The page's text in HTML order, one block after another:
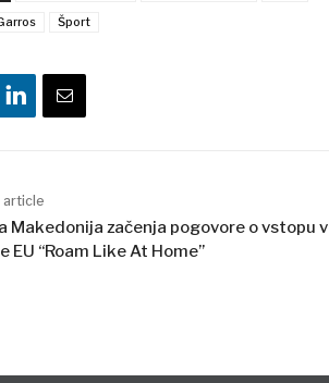
Šport
article
Makedonija začenja pogovore o vstopu v
EU “Roam Like At Home”